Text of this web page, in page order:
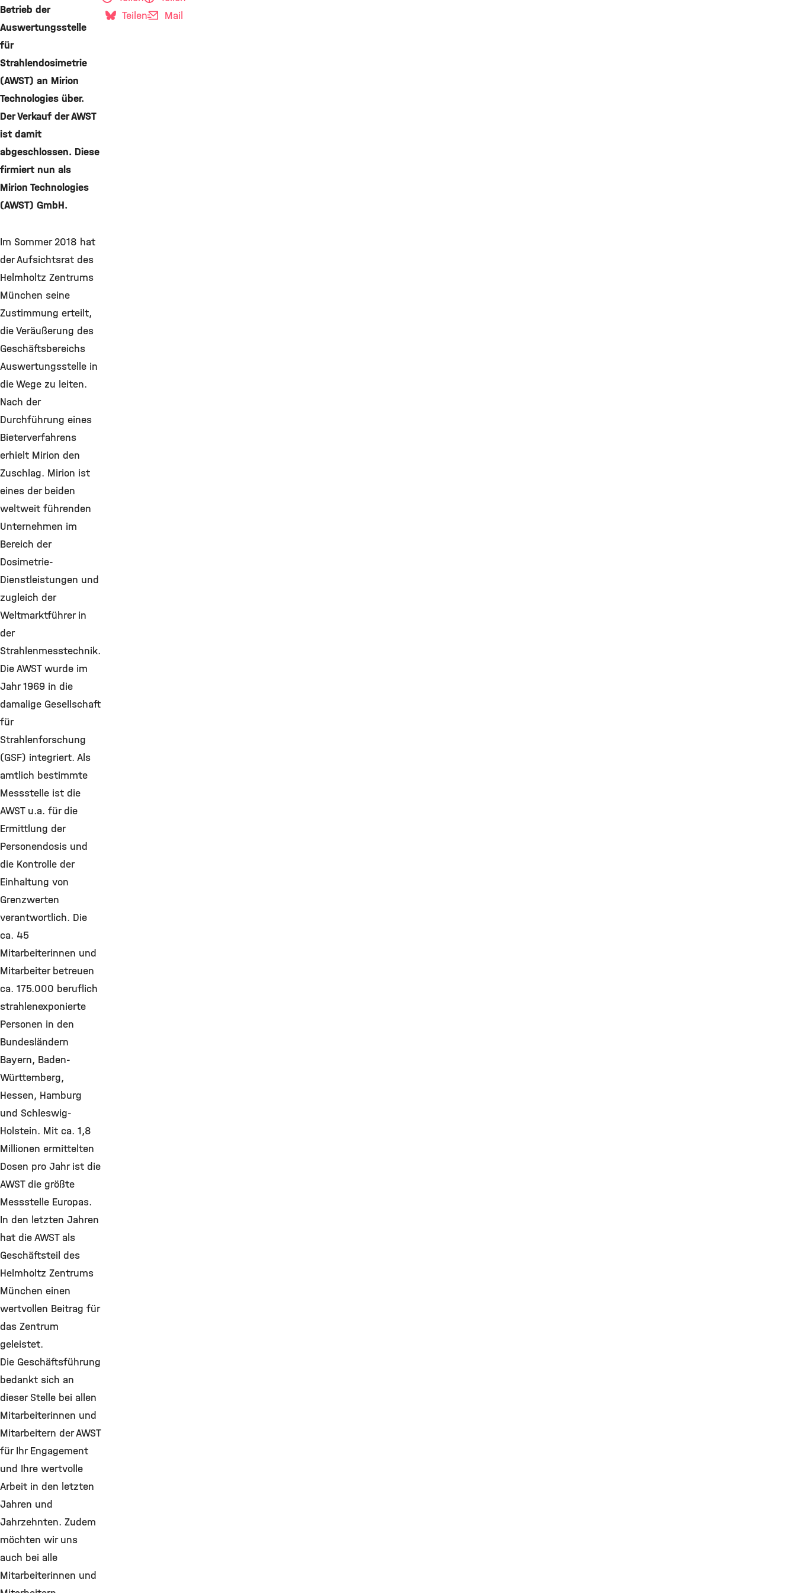
Betrieb der
Auswertungsstelle
für
Strahlendosimetrie
(AWST) an Mirion
Technologies über.
Der Verkauf der AWST
ist damit
abgeschlossen. Diese
firmiert nun als
Mirion Technologies
(AWST) GmbH.
Im Sommer 2018 hat
der Aufsichtsrat des
Helmholtz Zentrums
München seine
Zustimmung erteilt,
die Veräußerung des
Geschäftsbereichs
Auswertungsstelle in
die Wege zu leiten.
Nach der
Durchführung eines
Bieterverfahrens
erhielt Mirion den
Zuschlag. Mirion ist
eines der beiden
weltweit führenden
Unternehmen im
Bereich der
Dosimetrie-
Dienstleistungen und
zugleich der
Weltmarktführer in
der
Strahlenmesstechnik.
Die AWST wurde im
Jahr 1969 in die
damalige Gesellschaft
für
Strahlenforschung
(GSF) integriert. Als
amtlich bestimmte
Messstelle ist die
AWST u.a. für die
Ermittlung der
Personendosis und
die Kontrolle der
Einhaltung von
Grenzwerten
verantwortlich. Die
ca. 45
Mitarbeiterinnen und
Mitarbeiter betreuen
ca. 175.000 beruflich
strahlenexponierte
Personen in den
Bundesländern
Bayern, Baden-
Württemberg,
Hessen, Hamburg
und Schleswig-
Holstein. Mit ca. 1,8
Millionen ermittelten
Dosen pro Jahr ist die
AWST die größte
Messstelle Europas.
In den letzten Jahren
hat die AWST als
Geschäftsteil des
Helmholtz Zentrums
München einen
wertvollen Beitrag für
das Zentrum
geleistet.
Die Geschäftsführung
bedankt sich an
dieser Stelle bei allen
Mitarbeiterinnen und
Mitarbeitern der AWST
für Ihr Engagement
und Ihre wertvolle
Arbeit in den letzten
Jahren und
Jahrzehnten. Zudem
möchten wir uns
auch bei alle
Mitarbeiterinnen und
Teilen
Mail